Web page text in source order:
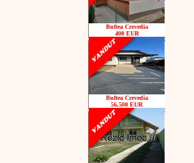
Buftea Crevedia
400 EUR
Buftea Crevedia
56.500 EUR